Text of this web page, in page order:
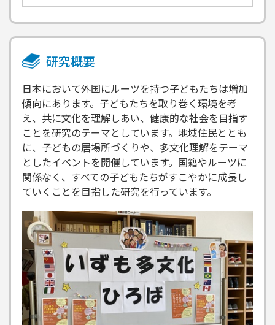
研究概要
日本において外国にルーツを持つ子どもたちは増加
傾向にあります。子どもたちを取り巻く環境を考
え、共に文化を理解しあい、健康的な社会を目指す
ことを研究のテーマとしています。地域住民ととも
に、子どもの居場所づくりや、多文化理解をテーマ
としたイベントを開催しています。国籍やルーツに
関係なく、すべての子どもたちがすこやかに成長し
ていくことを目指した研究を行っています。